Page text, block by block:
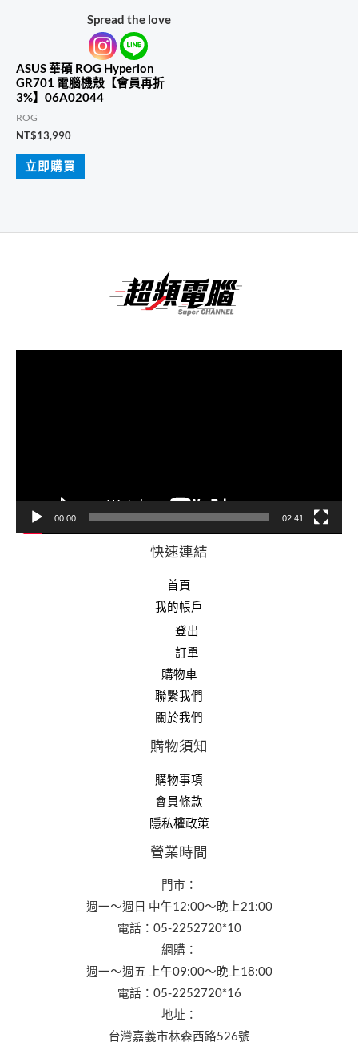
Spread the love
ASUS 華碩 ROG Hyperion
GR701 電腦機殼【會員再折
3%】06A02044
ROG
NT$13,990
立即購買
00:00 02:41
快速連結
首頁
我的帳戶
登出
訂單
購物車
聯繫我們
關於我們
購物須知
購物事項
會員條款
隱私權政策
營業時間
門市：
週一～週日 中午12:00～晚上21:00
電話：05-2252720*10
網購：
週一～週五 上午09:00～晚上18:00
電話：05-2252720*16
地址：
台灣嘉義市林森西路526號